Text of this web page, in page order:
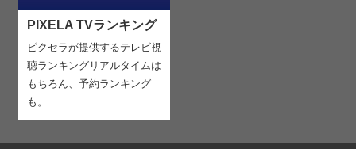
PIXELA TVランキング
ピクセラが提供するテレビ視
聴ランキング リアルタイムは
もちろん、予約ランキング
も。